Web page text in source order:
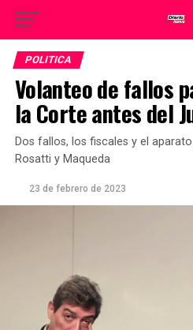
POLITICA
Volanteo de fallos
la Corte antes del
Dos fallos, los fiscales y el
Rosatti y Maqueda
23 de febrero de 2023